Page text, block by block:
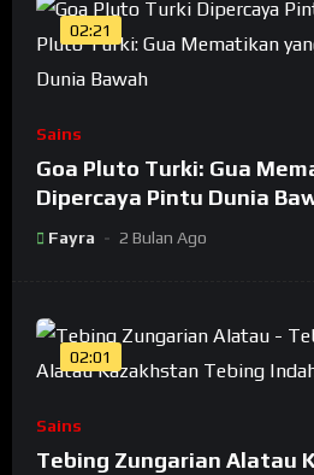
02:21
Sains
Goa Pluto Turki: Gua
Dipercaya Pintu Dunia
Fayra 2 Bulan Ago
02:01
Sains
Tebing Zungarian Alatau